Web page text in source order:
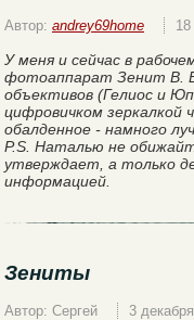
Автор: andrey69home
У меня и сейчас в
фотоаппарат Зенит В. В
объективов (Гелиос и
цифровичком зеркалкой
обалденное - намного
P.S. Наталью не
утверждает, а только
информацией.
Зениты
Автор: Сергей 3